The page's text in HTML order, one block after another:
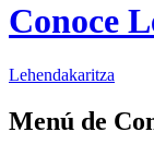
Conoce
Lehendakaritza
Menú de